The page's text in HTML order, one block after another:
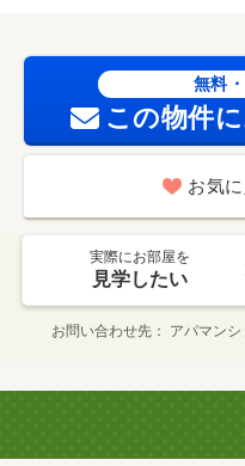
無料
この物件
お気
実際にお部屋を
見学したい
お問い合わせ先 アパマン